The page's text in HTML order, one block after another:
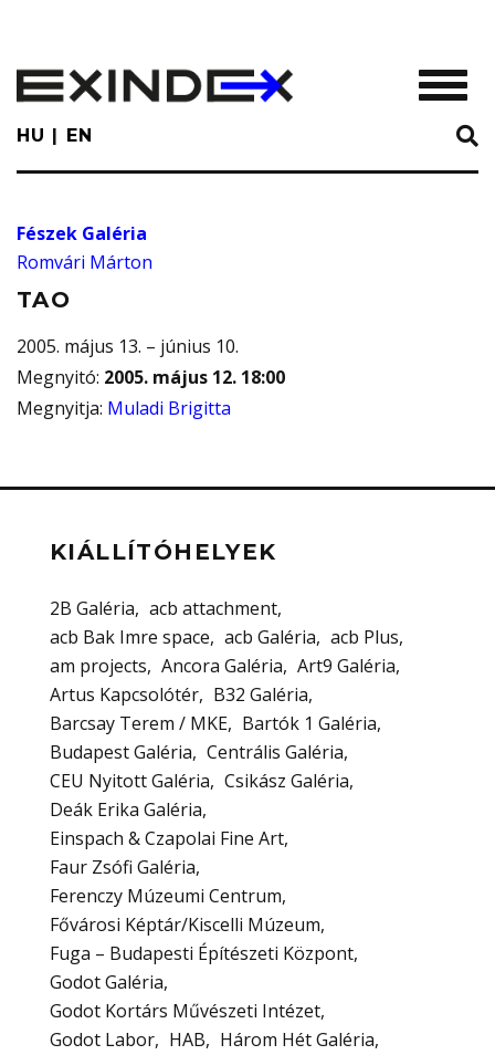
main
content
HU EN
Fészek Galéria
Romvári Márton
TAO
2005. május 13. – június 10.
Megnyitó: 2005. május 12. 18:00
Megnyitja: Muladi Brigitta
KIÁLLÍTÓHELYEK
2B Galéria
acb attachment
acb Bak Imre space
acb Galéria
acb Plus
am projects
Ancora Galéria
Art9 Galéria
Artus Kapcsolótér
B32 Galéria
Barcsay Terem / MKE
Bartók 1 Galéria
Budapest Galéria
Centrális Galéria
CEU Nyitott Galéria
Csikász Galéria
Deák Erika Galéria
Einspach & Czapolai Fine Art
Faur Zsófi Galéria
Ferenczy Múzeumi Centrum
Fővárosi Képtár/Kiscelli Múzeum
Fuga – Budapesti Építészeti Központ
Godot Galéria
Godot Kortárs Művészeti Intézet
Godot Labor
HAB
Három Hét Galéria